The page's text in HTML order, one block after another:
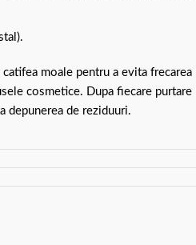
moale pentru a evita frecarea
cosmetice. Dupa fiecare purtare
depunerea de reziduuri.